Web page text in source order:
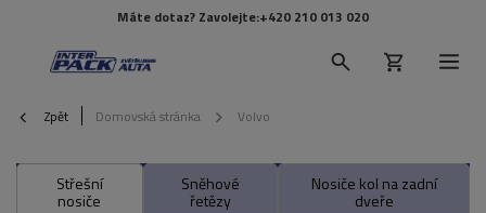
Máte dotaz? Zavolejte:+420 210 013 020
Zpět Domovská stránka Volvo
Střešní
nosiče
Sněhové
řetězy
Nosiče kol na zadní
dveře